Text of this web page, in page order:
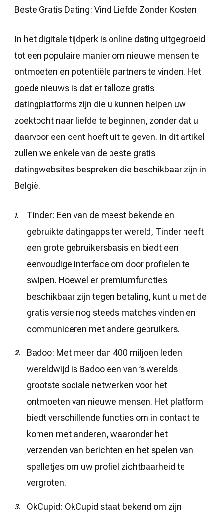
Gratis
België!
Beste Gratis Dating: Vind Liefde Zonder Kosten
In het digitale tijdperk is online dating uitgegroeid
tot een populaire manier om nieuwe mensen te
ontmoeten en potentiële partners te vinden. Het
goede nieuws is dat er talloze gratis
datingplatforms zijn die u kunnen helpen uw
zoektocht naar liefde te beginnen, zonder dat u
daarvoor een cent hoeft uit te geven. In dit artikel
zullen we enkele van de beste gratis
datingwebsites bespreken die beschikbaar zijn in
België.
Tinder: Een van de meest bekende en
gebruikte datingapps ter wereld, Tinder heeft
een grote gebruikersbasis en biedt een
eenvoudige interface om door profielen te
swipen. Hoewel er premiumfuncties
beschikbaar zijn tegen betaling, kunt u met de
gratis versie nog steeds matches vinden en
communiceren met andere gebruikers.
Badoo: Met meer dan 400 miljoen leden
wereldwijd is Badoo een van ’s werelds
grootste sociale netwerken voor het
ontmoeten van nieuwe mensen. Het platform
biedt verschillende functies om in contact te
komen met anderen, waaronder het
verzenden van berichten en het spelen van
spelletjes om uw profiel zichtbaarheid te
vergroten.
OkCupid: OkCupid staat bekend om zijn